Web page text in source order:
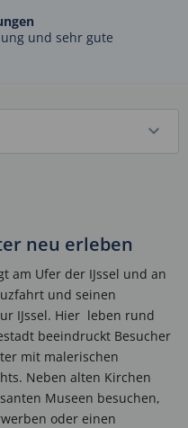
und sehr gute
neu erleben
am Ufer der IJssel und an
und seinen
IJssel. Hier leben rund
beeindruckt Besucher
mit malerischen
Neben alten Kirchen
Museen besuchen,
oder einen